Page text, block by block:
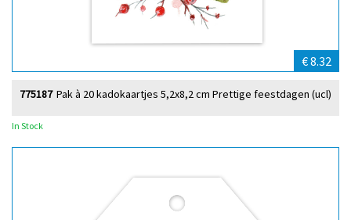
€ 8.32
Pak à 20 kadokaartjes 5,2x8,2 cm Prettige feestdagen (ucl)
775187
In Stock